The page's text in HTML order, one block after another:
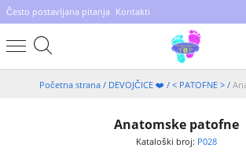
Često postavljana pitanja Kontakti
Početna strana / DEVOJČICE ❤️ / < PATOFNE > /
Anatomske patofne
Kataloški broj: P028